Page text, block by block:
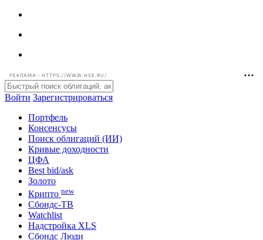
РЕКЛАМА • HTTPS://WWW.HSE.RU/
Войти Зарегистрироваться
Портфель
Консенсусы
Поиск облигаций (ИИ)
Кривые доходности
ЦФА
Best bid/ask
Золото
Крипто new